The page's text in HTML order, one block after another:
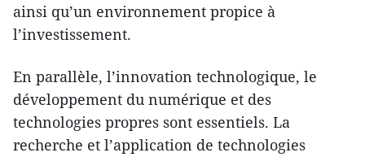
ainsi qu’un environnement propice à
l’investissement.
En parallèle, l’innovation technologique, le
développement du numérique et des
technologies propres sont essentiels. La
recherche et l’application de technologies